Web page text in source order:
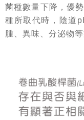
菌種數量下降，優
種所取代時，陰道
腫、異味、分泌物等